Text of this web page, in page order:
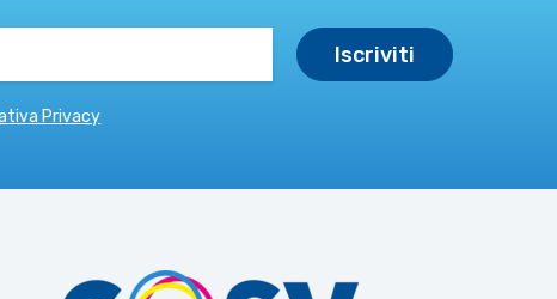
Privacy